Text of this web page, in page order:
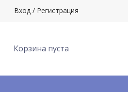
Вход / Регистрация
Корзина пуста